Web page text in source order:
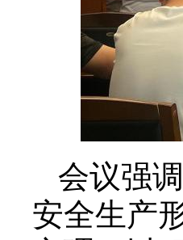
会议强
安全生产